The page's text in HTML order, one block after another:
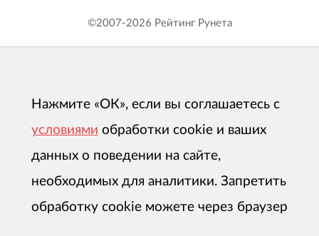
©2007-2026 Рейтинг Рунета
Нажмите «ОК», если вы соглашаетесь с
условиями обработки cookie и ваших
данных о поведении на сайте,
необходимых для аналитики. Запретить
обработку cookie можете через браузер